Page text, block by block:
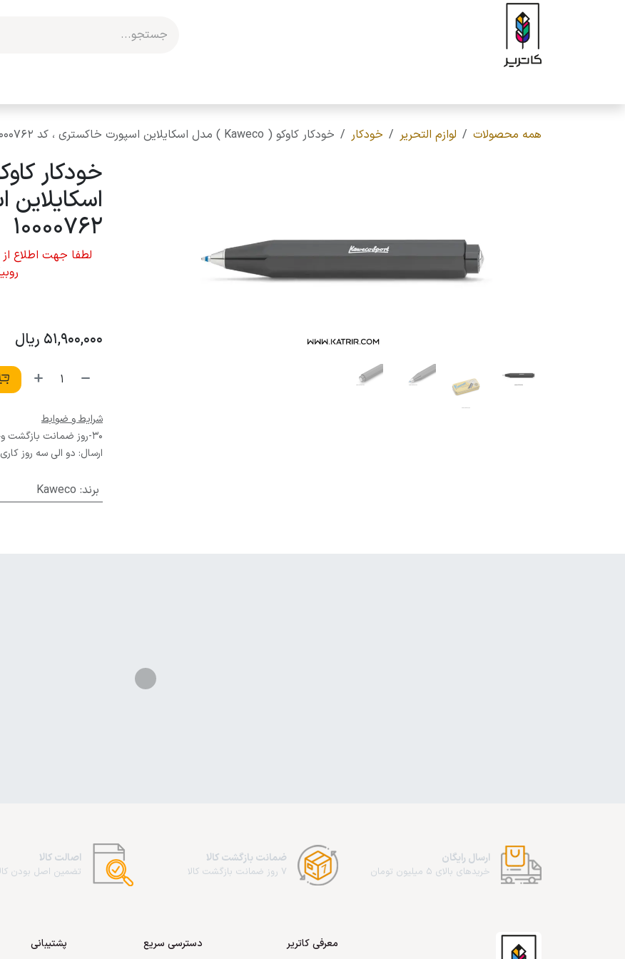
صرف نظر و مشاهده محتوا
همه محصولات لوازم التحریر خودکار خودکار کاوکو ( Kaweco ) مدل اسکایلاین اسپورت خاکستری ، کد 10000762
10000762
لطفا جهت اطلاع از
51,900,000 ریال
شرایط و ضوابط
30-روز ضمانت بازگشت وجه
ارسال: دو الی سه روز کاری
برند:
Kaweco
ارسال رایگان
خریدهای بالای 5 میلیون تومان
ضمانت بازگشت کالا
7 روز ضمانت بازگشت کالا
اصالت کالا
تضمین اصل بودن
معرفی کاتریر دسترسی سریع پشتیبانی